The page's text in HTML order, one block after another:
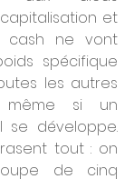
et
cash ne vont
spécifique
les autres
même si un
se développe.
tout : on
de cinq